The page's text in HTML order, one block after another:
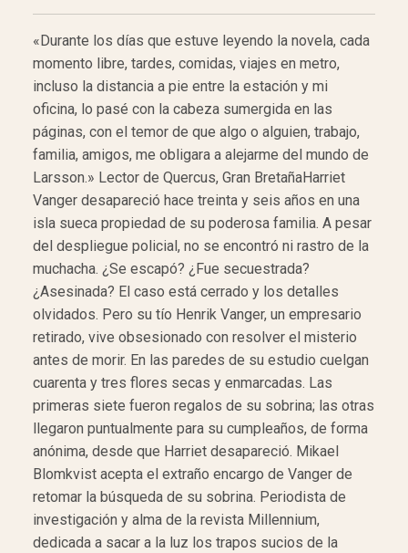
«Durante los días que estuve leyendo la novela, cada
momento libre, tardes, comidas, viajes en metro,
incluso la distancia a pie entre la estación y mi
oficina, lo pasé con la cabeza sumergida en las
páginas, con el temor de que algo o alguien, trabajo,
familia, amigos, me obligara a alejarme del mundo de
Larsson.» Lector de Quercus, Gran BretañaHarriet
Vanger desapareció hace treinta y seis años en una
isla sueca propiedad de su poderosa familia. A pesar
del despliegue policial, no se encontró ni rastro de la
muchacha. ¿Se escapó? ¿Fue secuestrada?
¿Asesinada? El caso está cerrado y los detalles
olvidados. Pero su tío Henrik Vanger, un empresario
retirado, vive obsesionado con resolver el misterio
antes de morir. En las paredes de su estudio cuelgan
cuarenta y tres flores secas y enmarcadas. Las
primeras siete fueron regalos de su sobrina; las otras
llegaron puntualmente para su cumpleaños, de forma
anónima, desde que Harriet desapareció. Mikael
Blomkvist acepta el extraño encargo de Vanger de
retomar la búsqueda de su sobrina. Periodista de
investigación y alma de la revista Millennium,
dedicada a sacar a la luz los trapos sucios de la